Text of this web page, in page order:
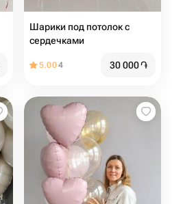
Шарики под потолок с
сердечками
5.004 30 000֏